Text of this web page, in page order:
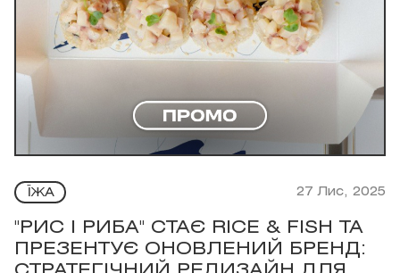
ЇЖА 27 Лис, 2025
"РИС І РИБА" СТАЄ RICE & FISH ТА
ПРЕЗЕНТУЄ ОНОВЛЕНИЙ БРЕНД: